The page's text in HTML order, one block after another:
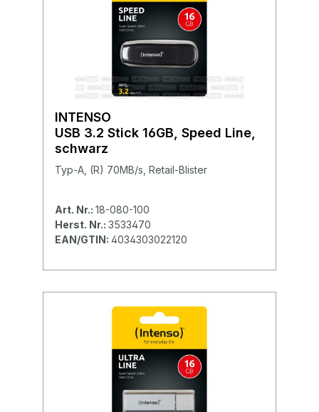
INTENSO
USB 3.2 Stick 16GB, Speed Line,
schwarz
Typ-A, (R) 70MB/s, Retail-Blister
Art. Nr.: 18-080-100
Herst. Nr.: 3533470
EAN/GTIN: 4034303022120